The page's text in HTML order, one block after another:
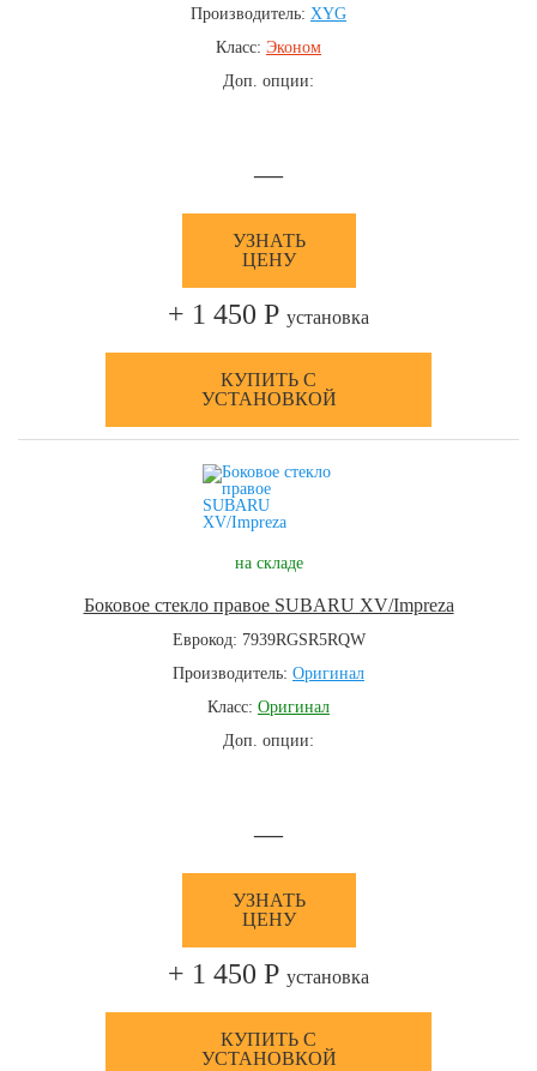
Производитель: XYG
Класс: Эконом
Доп. опции:
—
УЗНАТЬ
ЦЕНУ
+ 1 450 Р установка
КУПИТЬ С
УСТАНОВКОЙ
на складе
Боковое стекло правое SUBARU XV/Impreza
Еврокод: 7939RGSR5RQW
Производитель: Оригинал
Класс: Оригинал
Доп. опции:
—
УЗНАТЬ
ЦЕНУ
+ 1 450 Р установка
КУПИТЬ С
УСТАНОВКОЙ